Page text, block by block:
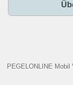
PEGELONLINE